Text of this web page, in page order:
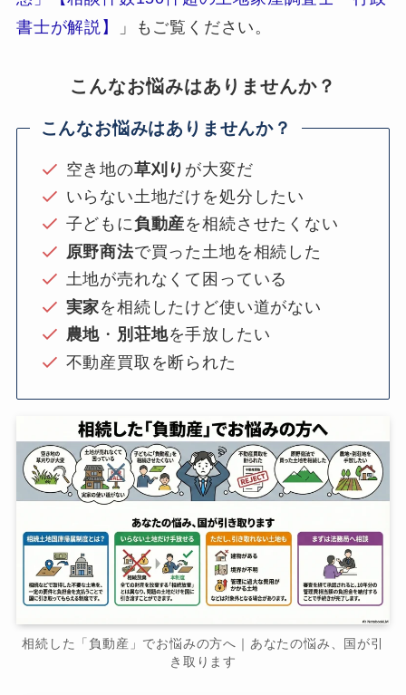
書士が解説】
」もご覧ください。
こんなお悩みはありませんか？
こんなお悩みはありませんか？
空き地の草刈り が大変だ
いらない土地だけを処分したい
子どもに負動産を相続させたくない
原野商法で買った土地を相続した
土地が売れなくて困っている
実家を相続したけど使い道がない
農地 ・ 別荘地を手放したい
不動産買取を断られた
相続した「負動産」でお悩みの方へ｜あなたの悩み、国が引
き取ります